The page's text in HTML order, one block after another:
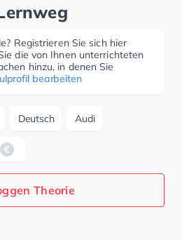
Registrieren Sie sich hier
die von Ihnen unterrichteten
hinzu, in denen Sie
bearbeiten
Deutsch Audi
Theorie